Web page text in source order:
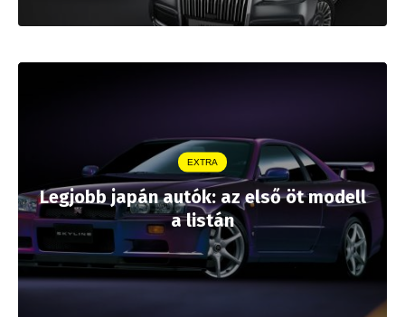
EXTRA
Legjobb japán autók: az első öt modell
a listán